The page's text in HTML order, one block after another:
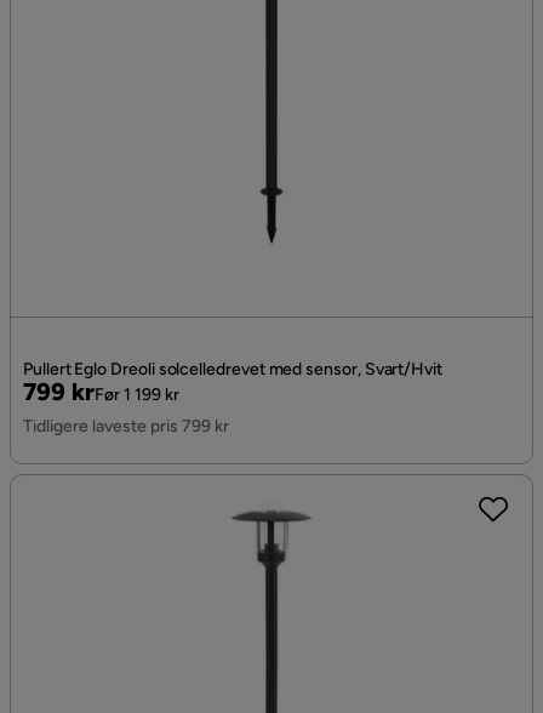
Pullert Eglo Dreoli solcelledrevet med sensor, Svart/Hvit
Pris
799 kr
Original
Pris
Før 1 199 kr
Tidligere laveste pris 799 kr